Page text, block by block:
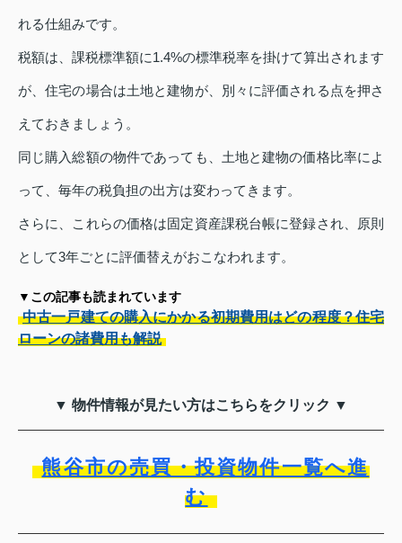
れる仕組みです。
税額は、課税標準額に1.4%の標準税率を掛けて算出されます
が、住宅の場合は土地と建物が、別々に評価される点を押さ
えておきましょう。
同じ購入総額の物件であっても、土地と建物の価格比率によ
って、毎年の税負担の出方は変わってきます。
さらに、これらの価格は固定資産課税台帳に登録され、原則
として3年ごとに評価替えがおこなわれます。
▼この記事も読まれています
中古一戸建ての購入にかかる初期費用はどの程度？住宅
ローンの諸費用も解説
▼ 物件情報が見たい方はこちらをクリック ▼
熊谷市の売買・投資物件一覧へ進
む